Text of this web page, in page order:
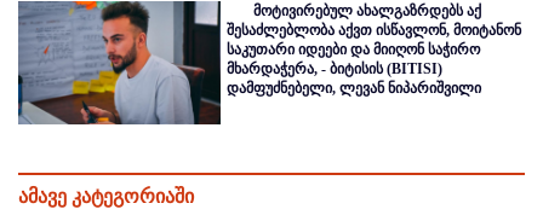
მოტივირებულ ახალგაზრდებს აქ
შესაძლებლობა აქვთ ისწავლონ, მოიტანონ
საკუთარი იდეები და მიიღონ საჭირო
მხარდაჭერა, - ბიტისის (BITISI)
დამფუძნებელი, ლევან ნიპარიშვილი
ამავე კატეგორიაში